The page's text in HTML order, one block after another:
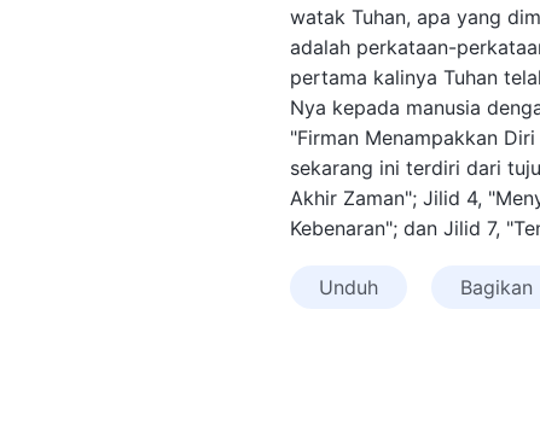
watak Tuhan, apa yang
adalah perkataan-
pertama kalinya Tuhan
Nya kepada manusia
"Firman Menampakkan
sekarang ini terdiri dari
Akhir Zaman"; Jilid 4,
Kebenaran"; dan Jilid 7,
Unduh Bagikan